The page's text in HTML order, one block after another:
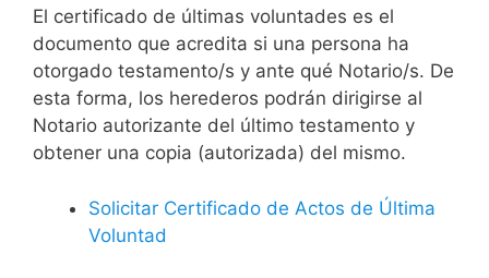
El certificado de últimas voluntades es el
documento que acredita si una persona ha
otorgado testamento/s y ante qué Notario/s. De
esta forma, los herederos podrán dirigirse al
Notario autorizante del último testamento y
obtener una copia (autorizada) del mismo.
Solicitar Certificado de Actos de Última
Voluntad